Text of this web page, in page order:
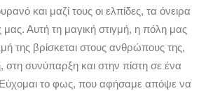
και μαζί τους οι ελπίδες, τα όνειρα
μας. Αυτή τη μαγική στιγμή, η πόλη μας
της βρίσκεται στους ανθρώπους της,
στη συνύπαρξη και στην πίστη σε ένα
Εύχομαι το φως, που αφήσαμε απόψε να